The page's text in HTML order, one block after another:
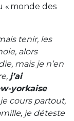
« monde des
tenir, les
alors
mais je n’en
j’ai
yorkaise
je cours partout,
je déteste